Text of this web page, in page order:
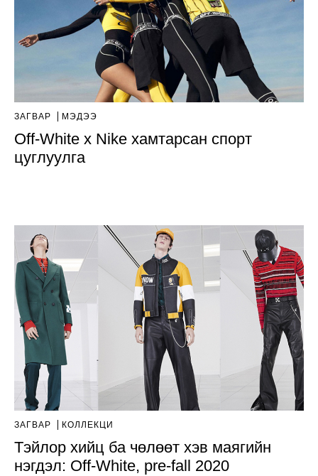
ЗАГВАР МЭДЭЭ
Off-White x Nike хамтарсан спорт
цуглуулга
ЗАГВАР КОЛЛЕКЦИ
Тэйлор хийц ба чөлөөт хэв маягийн
нэгдэл: Off-White, pre-fall 2020